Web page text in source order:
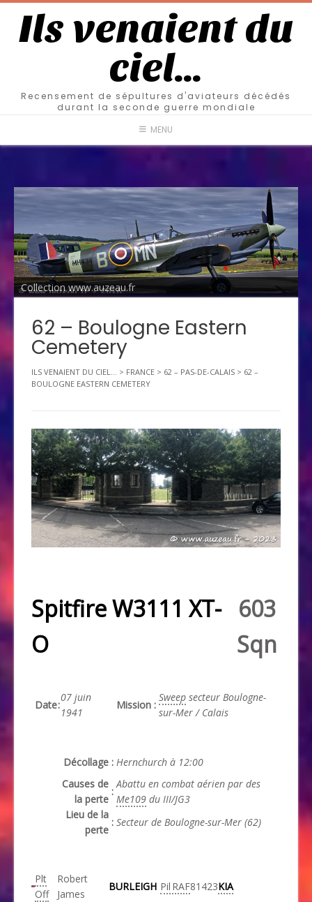
Ils venaient du
ciel…
Recensement de sépultures d'aviateurs décédés
durant la seconde guerre mondiale
MENU
Collection www.auzeau.fr
62 – Boulogne Eastern
Cemetery
ILS VENAIENT DU CIEL... > FRANCE > 62 – PAS-DE-CALAIS > 62 –
BOULOGNE EASTERN CEMETERY
Spitfire W3111 XT-
O
603
Sqn
Date:
07 juin
1941
Mission :
Sweep secteur Boulogne-
sur-Mer / Calais
Décollage : Hernchurch à 12:00
Causes de
la perte
:
Abattu en combat aérien par des
Me109 du III/JG3
Lieu de la
perte
: Secteur de Boulogne-sur-Mer (62)
Plt
Off
Robert
James
BURLEIGH Pil RAF81423KIA